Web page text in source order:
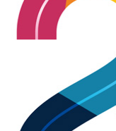
ogni giorno, a tutti
baseball, karate,